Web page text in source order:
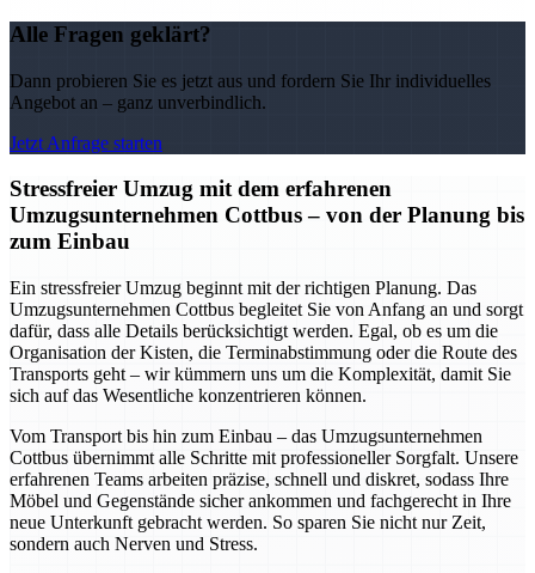
Alle Fragen geklärt?
Dann probieren Sie es jetzt aus und fordern Sie Ihr individuelles
Angebot an – ganz unverbindlich.
Jetzt Anfrage starten
Stressfreier Umzug mit dem erfahrenen
Umzugsunternehmen Cottbus – von der Planung bis
zum Einbau
Ein stressfreier Umzug beginnt mit der richtigen Planung. Das
Umzugsunternehmen Cottbus begleitet Sie von Anfang an und sorgt
dafür, dass alle Details berücksichtigt werden. Egal, ob es um die
Organisation der Kisten, die Terminabstimmung oder die Route des
Transports geht – wir kümmern uns um die Komplexität, damit Sie
sich auf das Wesentliche konzentrieren können.
Vom Transport bis hin zum Einbau – das Umzugsunternehmen
Cottbus übernimmt alle Schritte mit professioneller Sorgfalt. Unsere
erfahrenen Teams arbeiten präzise, schnell und diskret, sodass Ihre
Möbel und Gegenstände sicher ankommen und fachgerecht in Ihre
neue Unterkunft gebracht werden. So sparen Sie nicht nur Zeit,
sondern auch Nerven und Stress.